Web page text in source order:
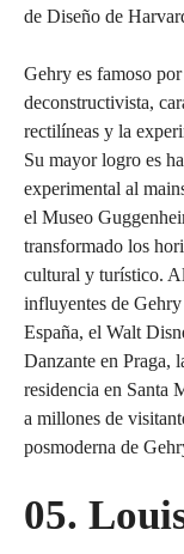
de Diseño de
Gehry es famoso
deconstructivista,
rectilíneas y la
Su mayor logro es
experimental al
el Museo
transformado los
cultural y turístico.
influyentes de
España, el Walt
Danzante en Praga,
residencia en Santa
a millones de
posmoderna de
05.